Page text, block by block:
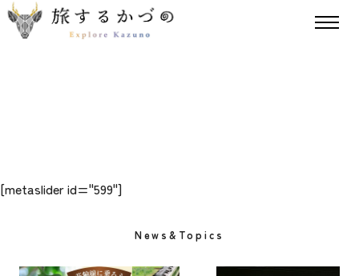
[metaslider id="599"]
News&Topics